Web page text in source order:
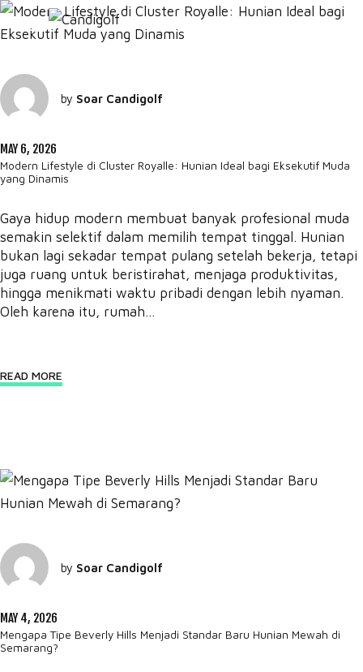
by Soar Candigolf
MAY 6, 2026
Modern Lifestyle di Cluster Royalle: Hunian Ideal bagi Eksekutif Muda
yang Dinamis
Gaya hidup modern membuat banyak profesional muda
semakin selektif dalam memilih tempat tinggal. Hunian
bukan lagi sekadar tempat pulang setelah bekerja, tetapi
juga ruang untuk beristirahat, menjaga produktivitas,
hingga menikmati waktu pribadi dengan lebih nyaman.
Oleh karena itu, rumah...
READ MORE
by Soar Candigolf
MAY 4, 2026
Mengapa Tipe Beverly Hills Menjadi Standar Baru Hunian Mewah di
Semarang?